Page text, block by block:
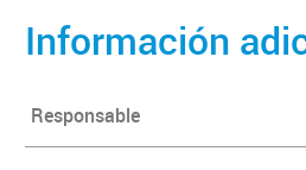
Información
Responsable